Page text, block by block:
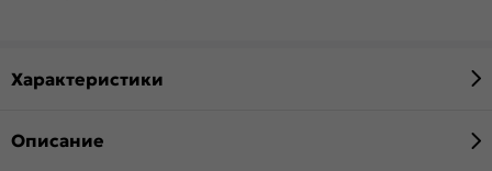
Характеристики
Описание